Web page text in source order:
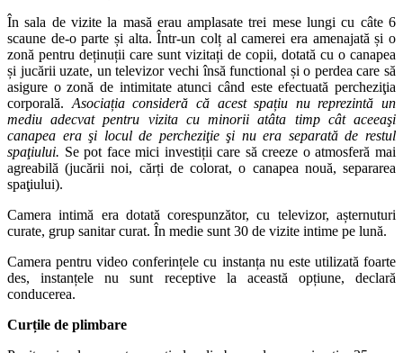
În sala de vizite la masă erau amplasate trei mese lungi cu câte 6
scaune de-o parte și alta. Într-un colț al camerei era amenajată și o
zonă pentru deținuții care sunt vizitați de copii, dotată cu o canapea
și jucării uzate, un televizor vechi însă functional și o perdea care să
asigure o zonă de intimitate atunci când este efectuată percheziţia
corporală. Asociația consideră că acest spațiu nu reprezintă un
mediu adecvat pentru vizita cu minorii atâta timp cât aceeaşi
canapea era şi locul de percheziţie şi nu era separată de restul
spaţiului. Se pot face mici investiții care să creeze o atmosferă mai
agreabilă (jucării noi, cărți de colorat, o canapea nouă, separarea
spaţiului).
Camera intimă era dotată corespunzător, cu televizor, așternuturi
curate, grup sanitar curat. În medie sunt 30 de vizite intime pe lună.
Camera pentru video conferințele cu instanța nu este utilizată foarte
des, instanțele nu sunt receptive la această opțiune, declară
conducerea.
Curțile de plimbare